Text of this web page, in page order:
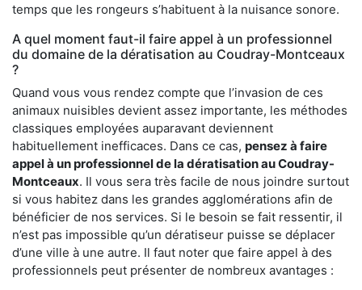
temps que les rongeurs s’habituent à la nuisance sonore.
A quel moment faut-il faire appel à un professionnel
du domaine de la dératisation au Coudray-Montceaux
?
Quand vous vous rendez compte que l’invasion de ces
animaux nuisibles devient assez importante, les méthodes
classiques employées auparavant deviennent
habituellement inefficaces. Dans ce cas, pensez à faire
appel à un professionnel de la dératisation au Coudray-
Montceaux. Il vous sera très facile de nous joindre surtout
si vous habitez dans les grandes agglomérations afin de
bénéficier de nos services. Si le besoin se fait ressentir, il
n’est pas impossible qu’un dératiseur puisse se déplacer
d’une ville à une autre. Il faut noter que faire appel à des
professionnels peut présenter de nombreux avantages :